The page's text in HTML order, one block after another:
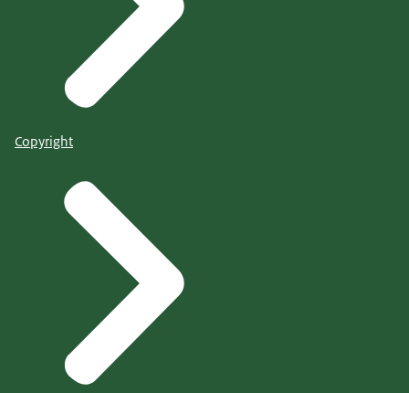
Copyright